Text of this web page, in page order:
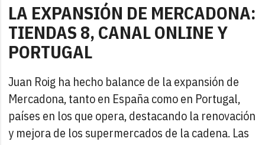
LA EXPANSIÓN DE MERCADONA:
TIENDAS 8, CANAL ONLINE Y
PORTUGAL
Juan Roig ha hecho balance de la expansión de
Mercadona, tanto en España como en Portugal,
países en los que opera, destacando la renovación
y mejora de los supermercados de la cadena. Las